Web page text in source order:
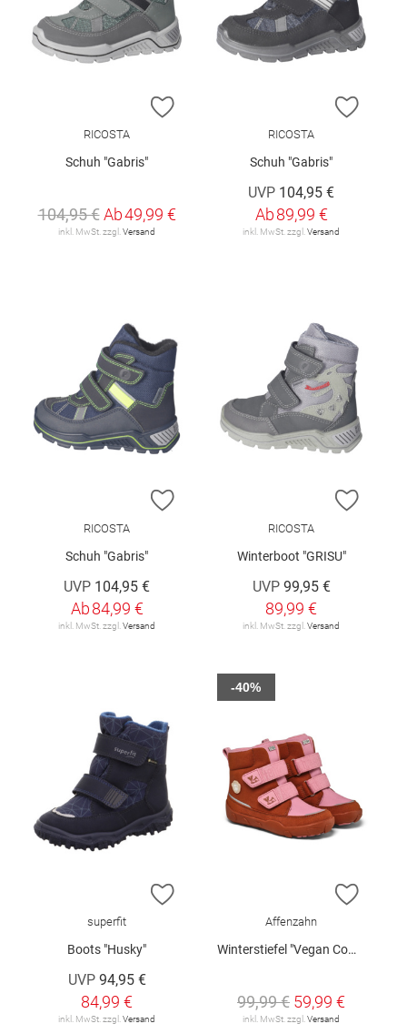
ZUR WUNSCHLISTE HINZUFÜGEN
RICOSTA
Schuh "Gabris"
104,95 € Ab49,99 €
inkl. MwSt. zzgl. Versand
ZUR
RICOSTA
Schuh "Gabris"
UVP 104,95 €
Ab89,99 €
inkl. MwSt. zzgl. Versand
ZUR WUNSCHLISTE HINZUFÜGEN
RICOSTA
Schuh "Gabris"
UVP 104,95 €
Ab84,99 €
inkl. MwSt. zzgl. Versand
ZUR
RICOSTA
Winterboot "GRISU"
UVP 99,95 €
89,99 €
inkl. MwSt. zzgl. Versand
ZUR WUNSCHLISTE HINZUFÜGEN
superfit
Boots "Husky"
UVP 94,95 €
84,99 €
inkl. MwSt. zzgl.Versand
ZUR
Affenzahn
Winterstiefel "Vegan Comfy"
99,99 € 59,99 €
inkl. MwSt. zzgl.Versand
-40%